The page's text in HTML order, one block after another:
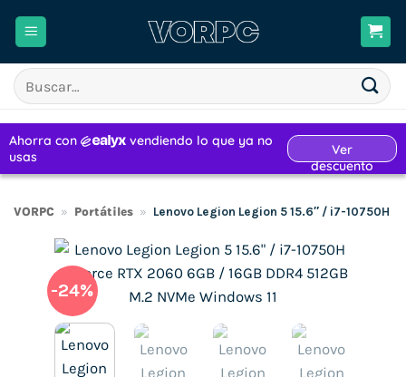
Buscar
por:
VORPC » Portátiles » Lenovo Legion Legion 5 15.6″ / i7-10750H
-24%